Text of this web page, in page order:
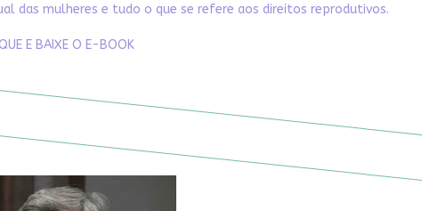
das mulheres e tudo o que se refere aos direitos reprodutivos.
E BAIXE O E-BOOK